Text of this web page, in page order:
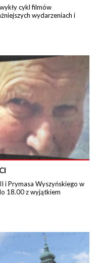
cykl filmów
wydarzeniach i
i Prymasa Wyszyńskiego w
18.00 z wyjątkiem